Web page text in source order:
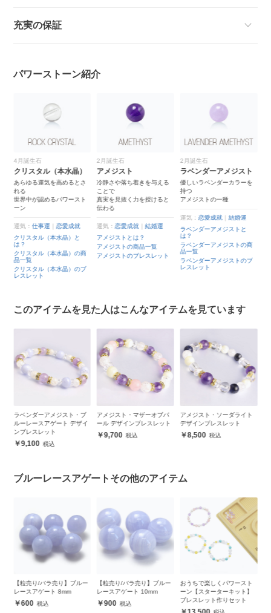
充実の保証
パワーストーン紹介
2月誕生石
アメジスト
冷静さや落ち着きを与える
ことで
真実を見抜く力を授けると
伝わる
運気：恋愛成就 ｜結婚運
アメジストとは？
アメジストの商品一覧
アメジストのブレスレット
2月誕生石
ラベンダーアメジスト
優しいラベンダーカラーを
持つ
アメジストの一種
ラベンダーアメジストと
は？
ラベンダーアメジストの商
品一覧
ラベンダーアメジストのブ
レインボークォーツ
特殊なオーラ加工によって
シャボン玉のような質感
運気：仕事運｜願望成就
レインボークォーツの商品
一覧
レインボークォーツのブレ
スレット
このアイテムを見た人はこんなアイテムを見ています
アメジスト・マザーオブパ
ール デザインブレスレット
9,700
アメジスト・ソーダライト
デザインブレスレット
8,500
アクアマリン・ラベンダー
アメジスト デザインブレス
レット
ブルーレースアゲートその他のアイテム
【粒売り/バラ売り】ブルー
レースアゲート 10mm
900
おうちで楽しくパワースト
ーン【スターターキット】
ブレスレット作りセット
世界三大ヒーリングストー
ン デザインブレスレット
21,000